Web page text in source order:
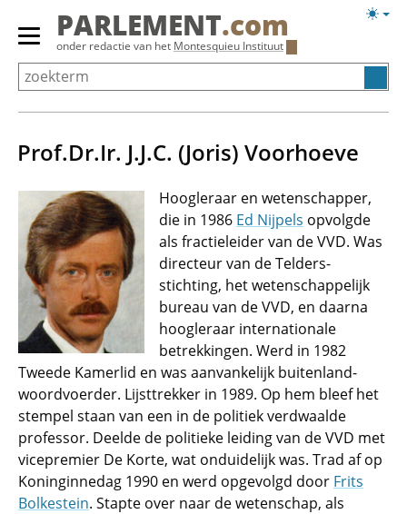
Overslaan
Primair
menu
tonen/verbergen
PARLEMENT.com
onder redactie van het Montesquieu Instituut
Prof.Dr.Ir. J.J.C. (Joris) Voorhoeve
Hoogleraar en wetenschapper,
die in 1986 Ed Nijpels opvolgde
als fractieleider van de VVD. Was
directeur van de Telders-
stichting, het wetenschappelijk
bureau van de VVD, en daarna
hoogleraar internationale
betrekkingen. Werd in 1982
Tweede Kamerlid en was aanvankelijk buitenland-
woordvoerder. Lijsttrekker in 1989. Op hem bleef het
stempel staan van een in de politiek verdwaalde
professor. Deelde de politieke leiding van de VVD met
vicepremier De Korte, wat onduidelijk was. Trad af op
Koninginnedag 1990 en werd opgevolgd door Frits
Bolkestein. Stapte over naar de wetenschap, als